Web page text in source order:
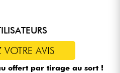
AVIS
offert par tirage au sort !